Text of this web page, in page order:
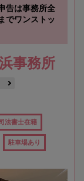
告は事務所全
でワンストッ
事務所
法書士在籍
駐車場あり